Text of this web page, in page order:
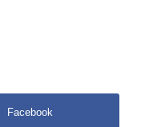
Facebook